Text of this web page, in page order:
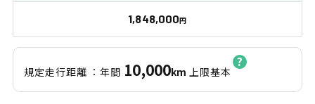
1,848,000円
規定走行距離 ：年間 10,000km 上限基本